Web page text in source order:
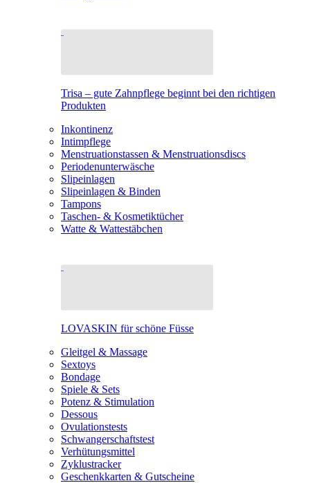
Trisa – gute Zahnpflege beginnt bei den richtigen
Produkten
Inkontinenz
Intimpflege
Menstruationstassen & Menstruationsdiscs
Periodenunterwäsche
Slipeinlagen
Slipeinlagen & Binden
Tampons
Taschen- & Kosmetiktücher
Watte & Wattestäbchen
LOVASKIN für schöne Füsse
Gleitgel & Massage
Sextoys
Bondage
Spiele & Sets
Potenz & Stimulation
Dessous
Ovulationstests
Schwangerschaftstest
Verhütungsmittel
Zyklustracker
Geschenkkarten & Gutscheine